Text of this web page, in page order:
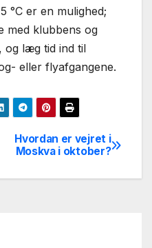
°C er en mulighed;
med klubbens og
og læg tid ind til
eller flyafgangene.
Hvordan er vejret i
Moskva i oktober?